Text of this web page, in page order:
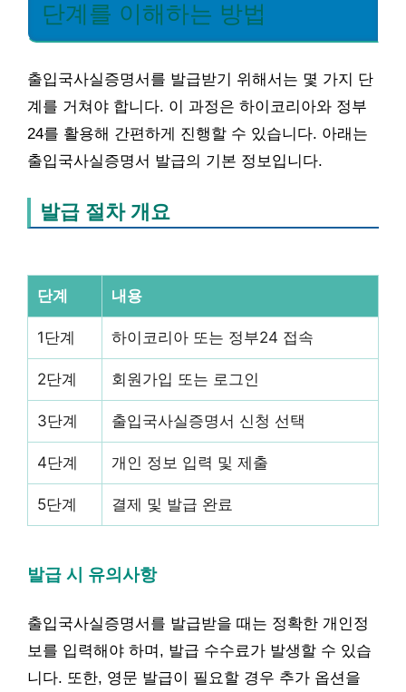
단계를 이해하는 방법
출입국사실증명서를 발급받기 위해서는 몇 가지 단
계를 거쳐야 합니다. 이 과정은 하이코리아와 정부
24를 활용해 간편하게 진행할 수 있습니다. 아래는
출입국사실증명서 발급의 기본 정보입니다.
발급 절차 개요
단계 내용
1단계 하이코리아 또는 정부24 접속
2단계 회원가입 또는 로그인
3단계 출입국사실증명서 신청 선택
4단계 개인 정보 입력 및 제출
5단계 결제 및 발급 완료
발급 시 유의사항
출입국사실증명서를 발급받을 때는 정확한 개인정
보를 입력해야 하며, 발급 수수료가 발생할 수 있습
니다. 또한, 영문 발급이 필요할 경우 추가 옵션을